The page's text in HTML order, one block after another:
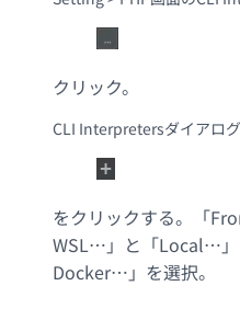
クリック。
CLI Interpretersダイアロ
をクリックする。「
WSL…」と「Local…
Docker…」を選択。